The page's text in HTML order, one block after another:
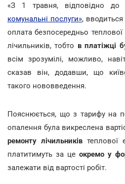
«З 1 травня, відповідно
комунальні послуги»,
оплата безпосередньо
лічильників, тобто в платіжці
всім зрозумілі, можливо,
сказав він, додавши, що
такого нововведення.
Пояснюється, що з тарифу на
опалення була викреслена
ремонту лічильників теплової
платитимуть за це окремо у
залежати від вартості робіт.